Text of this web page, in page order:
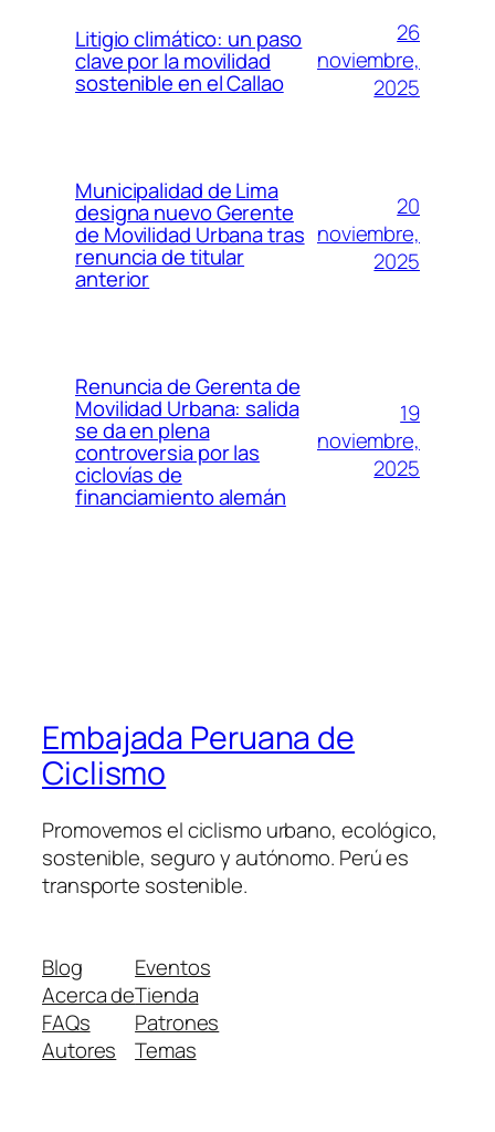
Litigio climático: un paso
clave por la movilidad
sostenible en el Callao
26
noviembre,
2025
Municipalidad de Lima
designa nuevo Gerente
de Movilidad Urbana tras
renuncia de titular
anterior
20
noviembre,
2025
Renuncia de Gerenta de
Movilidad Urbana: salida
se da en plena
controversia por las
ciclovías de
financiamiento alemán
19
noviembre,
2025
Embajada Peruana de
Ciclismo
Promovemos el ciclismo urbano, ecológico,
sostenible, seguro y autónomo. Perú es
transporte sostenible.
Blog
Acerca de
FAQs
Autores
Eventos
Tienda
Patrones
Temas